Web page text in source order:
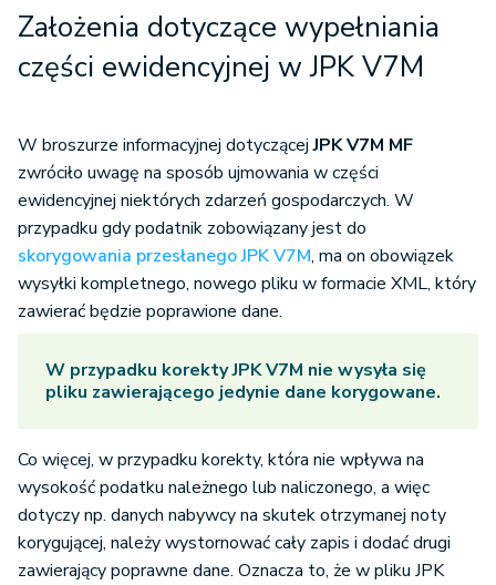
Założenia dotyczące wypełniania
części ewidencyjnej w JPK V7M
W broszurze informacyjnej dotyczącejJPK V7M MF
zwróciło uwagę na sposób ujmowania w części
ewidencyjnej niektórych zdarzeń gospodarczych. W
przypadku gdy podatnik zobowiązany jest do
skorygowania przesłanego JPK V7M, ma on obowiązek
wysyłki kompletnego, nowego pliku w formacie XML, który
zawierać będzie poprawione dane.
W przypadku korekty JPK V7M nie wysyła się
pliku zawierającego jedynie dane korygowane.
Co więcej, w przypadku korekty, która nie wpływa na
wysokość podatku należnego lub naliczonego, a więc
dotyczy np. danych nabywcy na skutek otrzymanej noty
korygującej, należy wystornować cały zapis i dodać drugi
zawierający poprawne dane. Oznacza to, że w pliku JPK